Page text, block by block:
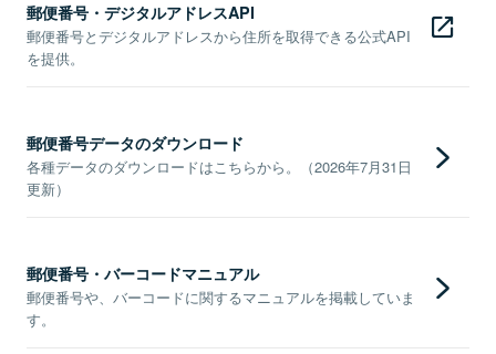
郵便番号・デジタルアドレスAPI
郵便番号とデジタルアドレスから住所を取得できる公式API
を提供。
郵便番号データのダウンロード
各種データのダウンロードはこちらから。（2026年7月31日
更新）
郵便番号・バーコードマニュアル
郵便番号や、バーコードに関するマニュアルを掲載していま
す。